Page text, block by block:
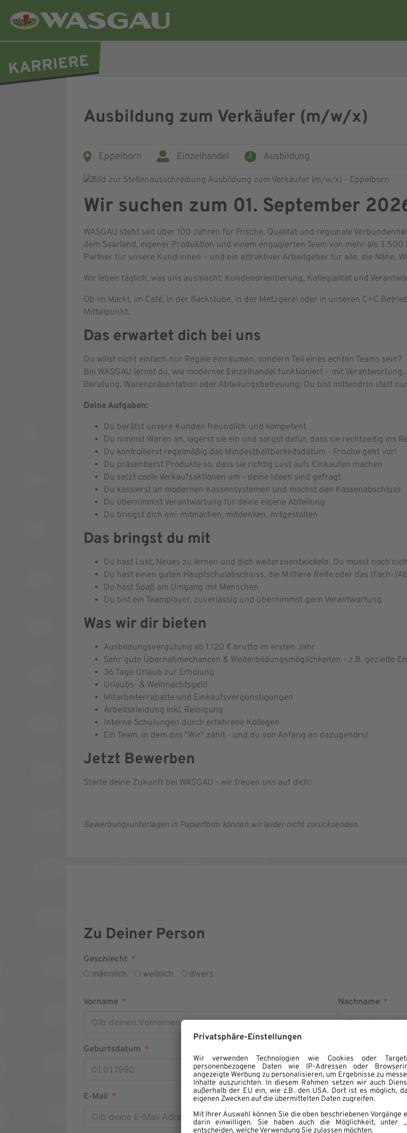
Ausbildung zum Verkäufer (m/w/x)
Eppelborn Einzelhandel Ausbildung
Wir suchen zum 01. September
WASGAU steht seit über 100 Jahren für Frische, Qualität und regionale
dem Saarland, eigener Produktion und einem engagierten Team von mehr als
Partner für unsere Kund:innen – und ein attraktiver Arbeitgeber für alle, die Nähe,
Wir leben täglich, was uns ausmacht: Kundenorientierung, Kollegialität und
Ob im Markt, im Café, in der Backstube, in der Metzgerei oder in unseren C+C
Mittelpunkt.
Das erwartet dich bei uns
Du willst nicht einfach nur Regale einräumen, sondern Teil eines echten Teams sein?
Bei WASGAU lernst du, wie moderner Einzelhandel funktioniert – mit
Beratung, Warenpräsentation oder Abteilungsbetreuung: Du bist mittendrin statt
Deine Aufgaben:
Du berätst unsere Kunden freundlich und kompetent
Du nimmst Waren an, lagerst sie ein und sorgst dafür, dass sie rechtzeitig ins
Du kontrollierst regelmäßig das Mindesthaltbarkeitsdatum - Frische geht vor!
Du präsentierst Produkte so, dass sie richtig Lust aufs Einkaufen machen
Du setzt coole Verkaufsaktionen um - deine Ideen sind gefragt
Du kassierst an modernen Kassensystemen und machst den Kassenabschluss
Du übernimmst Verantwortung für deine eigene Abteilung
Du bringst dich ein: mitmachen, mitdenken, mitgestalten
Das bringst du mit
Du hast Lust, Neues zu lernen und dich weiterzuentwickeln. Du musst noch
Du hast einen guten Hauptschulabschluss, die Mittlere Reife oder das (Fach-
Du hast Spaß am Umgang mit Menschen
Du bist ein Teamplayer, zuverlässig und übernimmst gern Verantwortung
Was wir dir bieten
Ausbildungsvergütung ab 1.120 € brutto im ersten Jahr
Sehr gute Übernahmechancen & Weiterbildungsmöglichkeiten - z.B. gezielte
36 Tage Urlaub zur Erholung
Urlaubs- & Weihnachtsgeld
Mitarbeiterrabatte und Einkaufsvergünstigungen
Arbeitskleidung inkl. Reinigung
Interne Schulungen durch erfahrene Kollegen
Ein Team, in dem das "Wir" zählt - und du von Anfang an dazugehörst
Jetzt Bewerben
Starte deine Zukunft bei WASGAU - wir freuen uns auf dich!
Bewerbungsunterlagen in Papierform können wir leider nicht zurücksenden.
Zu Deiner Person
Geschlecht
männlich
weiblich divers
Vorname Nachname
Geburtsdatum
E-Mail